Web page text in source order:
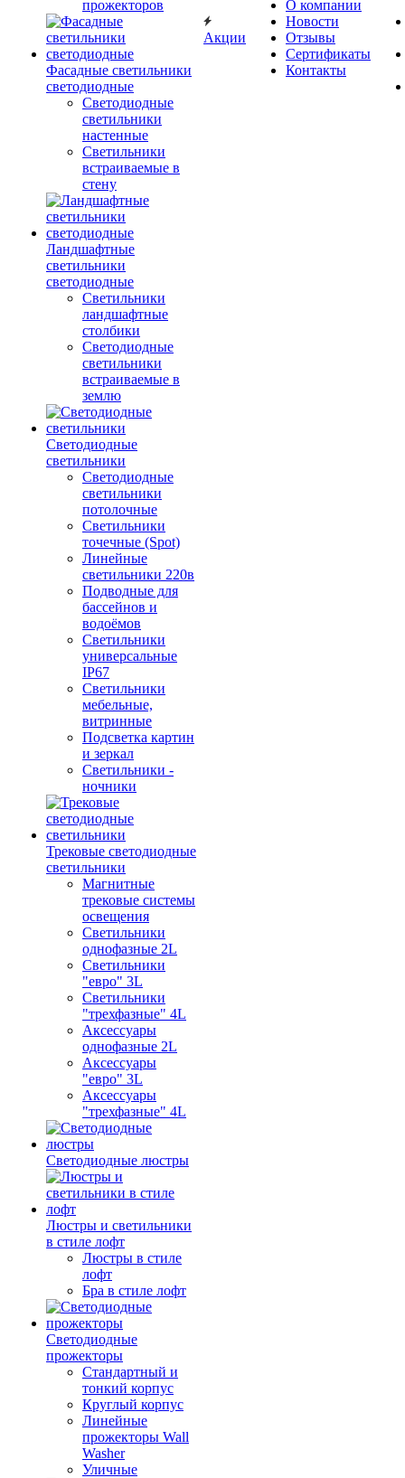
прожекторов
Фасадные светильники
светодиодные
Светодиодные
светильники
настенные
Светильники
встраиваемые в
стену
Ландшафтные
светильники
светодиодные
Светильники
ландшафтные
столбики
Светодиодные
светильники
встраиваемые в
землю
Светодиодные
светильники
Светодиодные
светильники
потолочные
Светильники
точечные (Spot)
Линейные
светильники 220в
Подводные для
бассейнов и
водоёмов
Светильники
универсальные
IP67
Светильники
мебельные,
витринные
Подсветка картин
и зеркал
Светильники -
ночники
Трековые светодиодные
светильники
Магнитные
трековые системы
освещения
Светильники
однофазные 2L
Светильники
"евро" 3L
Светильники
"трехфазные" 4L
Аксессуары
однофазные 2L
Аксессуары
"евро" 3L
Аксессуары
"трехфазные" 4L
Светодиодные люстры
Люстры и светильники
в стиле лофт
Люстры в стиле
лофт
Бра в стиле лофт
Светодиодные
прожекторы
Стандартный и
тонкий корпус
Круглый корпус
Линейные
прожекторы Wall
Washer
Уличные
Акции
О компании
Новости
Отзывы
Сертификаты
Контакты